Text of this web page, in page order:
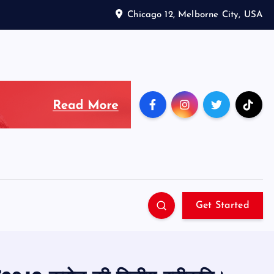
Chicago 12, Melborne City, USA
Get Started